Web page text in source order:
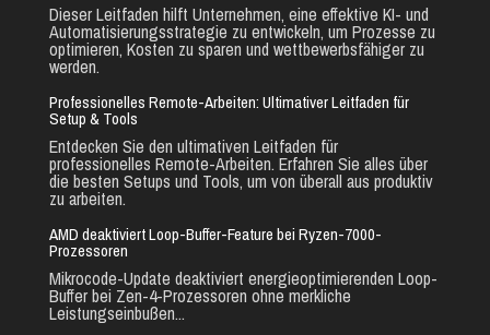
Dieser Leitfaden hilft Unternehmen, eine effektive KI- und
Automatisierungsstrategie zu entwickeln, um Prozesse zu
optimieren, Kosten zu sparen und wettbewerbsfähiger zu
werden.
Professionelles Remote-Arbeiten: Ultimativer Leitfaden für
Setup & Tools
Entdecken Sie den ultimativen Leitfaden für
professionelles Remote-Arbeiten. Erfahren Sie alles über
die besten Setups und Tools, um von überall aus produktiv
zu arbeiten.
AMD deaktiviert Loop-Buffer-Feature bei Ryzen-7000-
Prozessoren
Mikrocode-Update deaktiviert energieoptimierenden Loop-
Buffer bei Zen-4-Prozessoren ohne merkliche
Leistungseinbußen...